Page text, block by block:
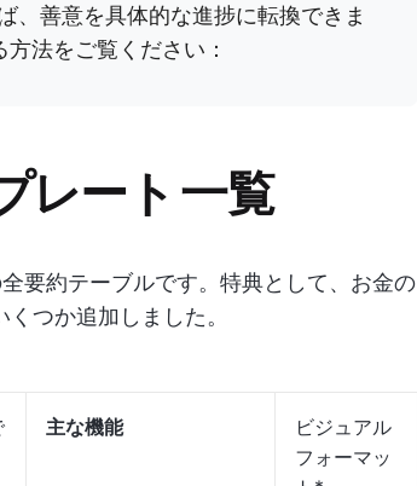
、善意を具体的な進捗に転換できま
法をご覧ください：
レート 一覧
要約テーブルです。特典として、お金の
つか追加しました。
主な機能
ビジュアル
フォーマッ